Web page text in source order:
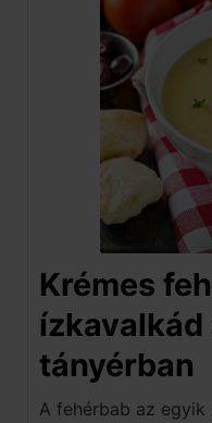
Krémes
ízkavalkád
tányérban
A fehérbab az